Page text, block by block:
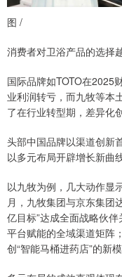
图 /
消费者对卫浴产品的选择
国际品牌如TOTO在2025
业利润转亏，而九牧等本
了在行业转型期，差异化
头部中国品牌以渠道创新
以多元布局开辟增长新曲线
以九牧为例，几大动作显
月，九牧集团与京东集团
亿目标”达成全面战略伙
平台赋能的全域渠道矩阵
创“智能马桶进药店”的新